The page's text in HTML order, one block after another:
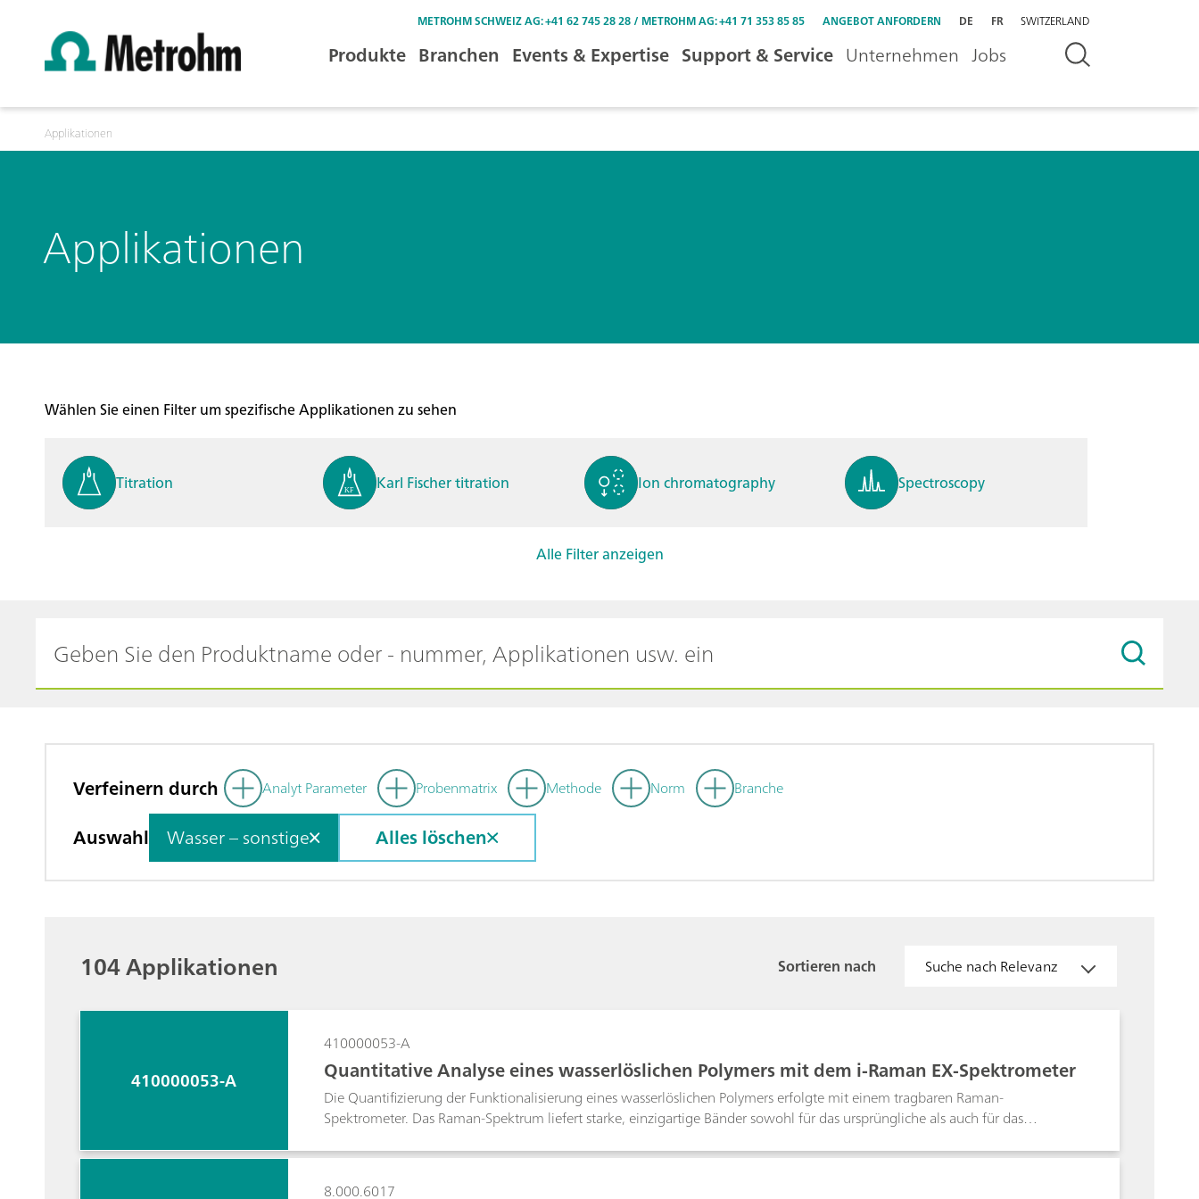
METROHM SCHWEIZ AG: +41 62 745 28 28 / METROHM AG: +41 71 353 85 85 ANGEBOT ANFORDERN DE FR SWITZERLAND
Produkte Branchen Events & Expertise Support & Service Unternehmen Jobs
Applikationen
Applikationen
Wählen Sie einen Filter um spezifische Applikationen zu sehen
Titration Karl Fischer titration Ion chromatography Spectroscopy
Alle Filter anzeigen
Verfeinern durch Analyt Parameter Probenmatrix Methode Norm Branche
Auswahl Wasser – sonstige Alles löschen
104 Applikationen Sortieren nach Suche nach Relevanz
410000053-A
410000053-A
Quantitative Analyse eines wasserlöslichen Polymers mit dem i-Raman EX-Spektrometer
Die Quantifizierung der Funktionalisierung eines wasserlöslichen Polymers erfolgte mit einem tragbaren Raman-
Spektrometer. Das Raman-Spektrum liefert starke, einzigartige Bänder sowohl für das ursprüngliche als auch für das
prozentualen Polymerfunktionalisierung. Diese Methode wird heute routinemäßig im Qualitätskontrolllabor einer
8.000.6017